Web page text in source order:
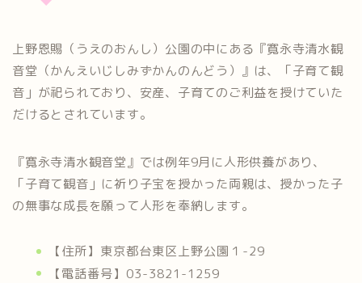
上野恩賜（うえのおんし）公園の中にある『寛永寺清水観
音堂（かんえいじしみずかんのんどう）』は、「子育て観
音」が祀られており、安産、子育てのご利益を授けていた
だけるとされています。
『寛永寺清水観音堂』では例年9月に人形供養があり、
「子育て観音」に祈り子宝を授かった両親は、授かった子
の無事な成長を願って人形を奉納します。
【住所】東京都台東区上野公園１-29
【電話番号】03-3821-1259